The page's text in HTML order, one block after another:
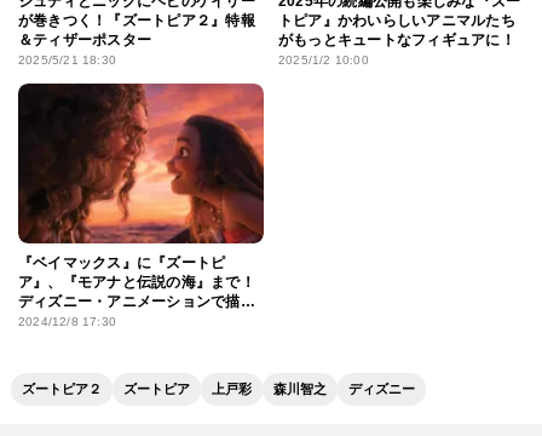
が巻きつく！『ズートピア２』特報
＆ティザーポスター
2025/5/21 18:30
トピア』かわいらしいアニマルたち
がもっとキュートなフィギュアに！
2025/1/2 10:00
『ベイマックス』に『ズートピ
ア』、『モアナと伝説の海』まで！
ディズニー・アニメーションで描か
れてきた感動必至の“バディ”をプレ
2024/12/8 17:30
ズートピア２ ズートピア 上戸彩 森川智之 ディズニー